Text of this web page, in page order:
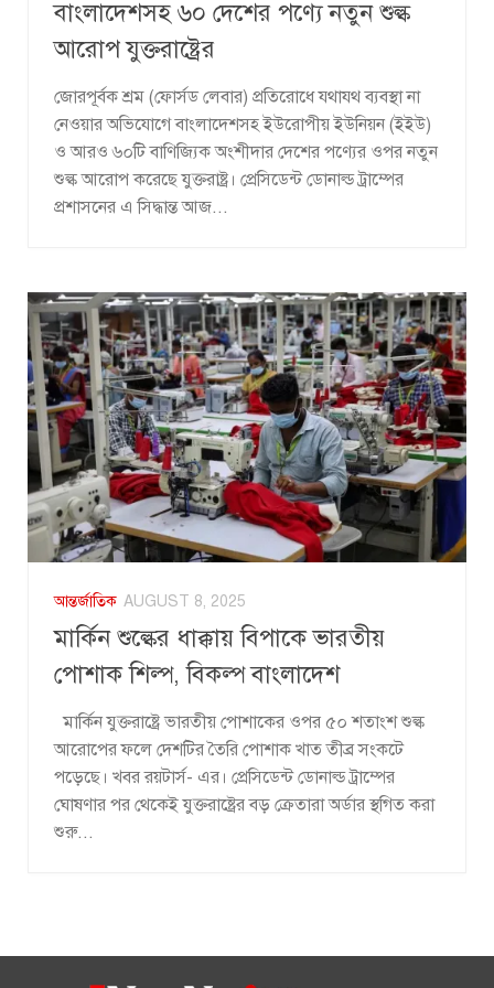
বাংলাদেশসহ ৬০ দেশের পণ্যে নতুন শুল্ক
আরোপ যুক্তরাষ্ট্রের
জোরপূর্বক শ্রম (ফোর্সড লেবার) প্রতিরোধে যথাযথ ব্যবস্থা না
নেওয়ার অভিযোগে বাংলাদেশসহ ইউরোপীয় ইউনিয়ন (ইইউ)
ও আরও ৬০টি বাণিজ্যিক অংশীদার দেশের পণ্যের ওপর নতুন
শুল্ক আরোপ করেছে যুক্তরাষ্ট্র। প্রেসিডেন্ট ডোনাল্ড ট্রাম্পের
প্রশাসনের এ সিদ্ধান্ত আজ...
আন্তর্জাতিক AUGUST 8, 2025
মার্কিন শুল্কের ধাক্কায় বিপাকে ভারতীয়
পোশাক শিল্প, বিকল্প বাংলাদেশ
মার্কিন যুক্তরাষ্ট্রে ভারতীয় পোশাকের ওপর ৫০ শতাংশ শুল্ক
আরোপের ফলে দেশটির তৈরি পোশাক খাত তীব্র সংকটে
পড়েছে। খবর রয়টার্স- এর। প্রেসিডেন্ট ডোনাল্ড ট্রাম্পের
ঘোষণার পর থেকেই যুক্তরাষ্ট্রের বড় ক্রেতারা অর্ডার স্থগিত করা
শুরু...